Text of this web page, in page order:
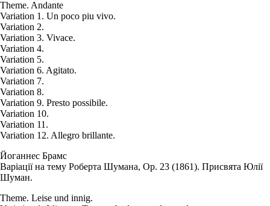
Theme. Andante
Variation 1. Un poco piu vivo.
Variation 2.
Variation 3. Vivace.
Variation 4.
Variation 5.
Variation 6. Agitato.
Variation 7.
Variation 8.
Variation 9. Presto possibile.
Variation 10.
Variation 11.
Variation 12. Allegro brillante.
Йоганнес Брамс
Варіації на тему Роберта Шумана, Oр. 23 (1861). Присвята Юлії
Шуман.
Theme. Leise und innig.